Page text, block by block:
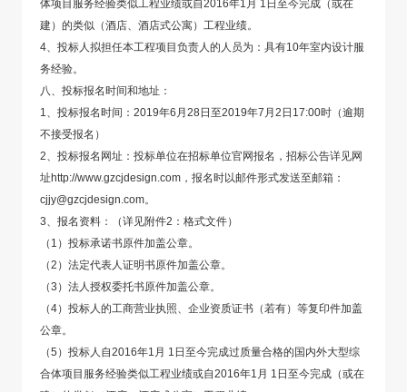
体项目服务经验类似工程业绩或自2016年1月 1日至今完成（或在
建）的类似（酒店、酒店式公寓）工程业绩。
4、投标人拟担任本工程项目负责人的人员为：具有10年室内设计服
务经验。
八、投标报名时间和地址：
1、投标报名时间：2019年6月28日至2019年7月2日17:00时（逾期
不接受报名）
2、投标报名网址：投标单位在招标单位官网报名，招标公告详见网
址http://www.gzcjdesign.com，报名时以邮件形式发送至邮箱：
cjjy@gzcjdesign.com。
3、报名资料：（详见附件2：格式文件）
（1）投标承诺书原件加盖公章。
（2）法定代表人证明书原件加盖公章。
（3）法人授权委托书原件加盖公章。
（4）投标人的工商营业执照、企业资质证书（若有）等复印件加盖
公章。
（5）投标人自2016年1月 1日至今完成过质量合格的国内外大型综
合体项目服务经验类似工程业绩或自2016年1月 1日至今完成（或在